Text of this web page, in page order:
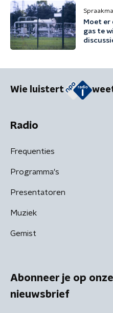
Moet er
gas te
Wie luistert
Radio
Frequenties
Programma's
Presentatoren
Muziek
Gemist
Abonneer je op
nieuwsbrief